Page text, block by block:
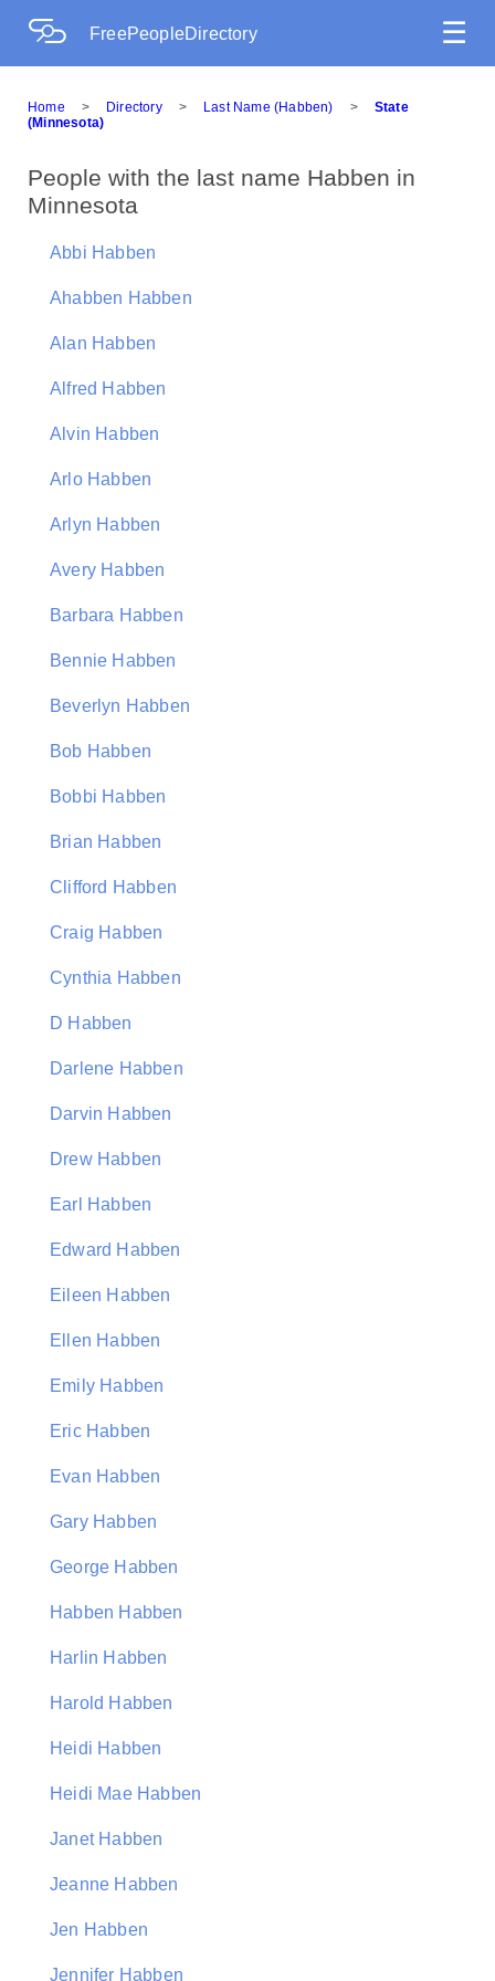
FreePeopleDirectory ☰
Home > Directory > Last Name (Habben) >
State
(Minnesota)
People with the last name Habben in
Minnesota
Abbi Habben
Ahabben Habben
Alan Habben
Alfred Habben
Alvin Habben
Arlo Habben
Arlyn Habben
Avery Habben
Barbara Habben
Bennie Habben
Beverlyn Habben
Bob Habben
Bobbi Habben
Brian Habben
Clifford Habben
Craig Habben
Cynthia Habben
D Habben
Darlene Habben
Darvin Habben
Drew Habben
Earl Habben
Edward Habben
Eileen Habben
Ellen Habben
Emily Habben
Eric Habben
Evan Habben
Gary Habben
George Habben
Habben Habben
Harlin Habben
Harold Habben
Heidi Habben
Heidi Mae Habben
Janet Habben
Jeanne Habben
Jen Habben
Jennifer Habben